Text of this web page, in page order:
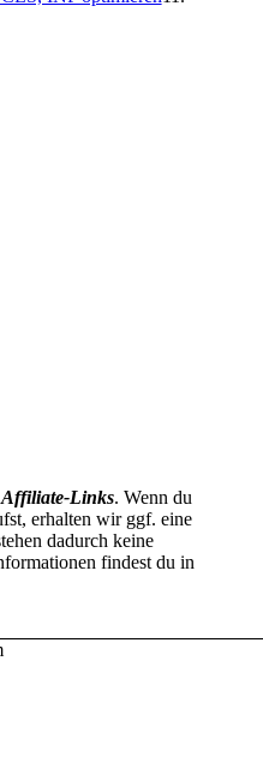
Affiliate-Links. Wenn du
erhalten wir ggf. eine
dadurch keine
findest du in